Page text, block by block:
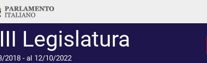
Legislatura
2018 - al 12/10/2022